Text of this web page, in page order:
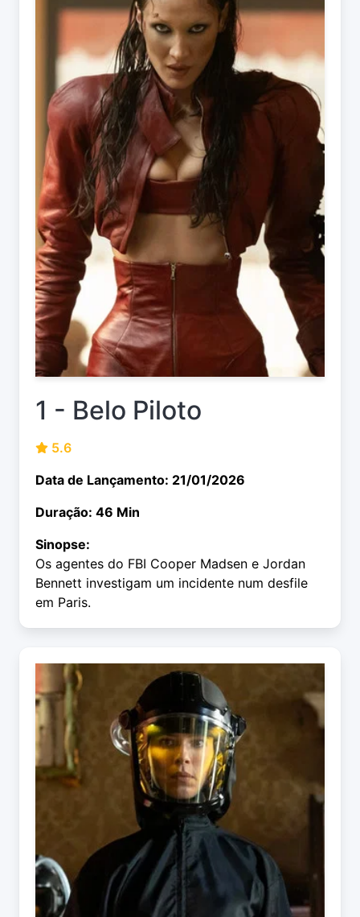
1 - Belo Piloto
5.6
Data de Lançamento: 21/01/2026
Duração: 46 Min
Sinopse:
Os agentes do FBI Cooper Madsen e Jordan
Bennett investigam um incidente num desfile
em Paris.